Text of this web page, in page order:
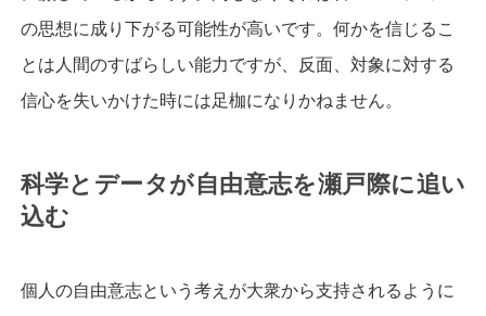
の思想に成り下がる可能性が高いです。何かを信じるこ
とは人間のすばらしい能力ですが、反面、対象に対する
信心を失いかけた時には足枷になりかねません。
科学とデータが自由意志を瀬戸際に追い
込む
個人の自由意志という考えが大衆から支持されるように